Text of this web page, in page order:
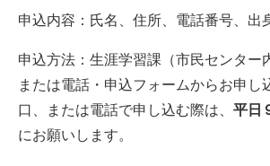
申込内容：氏名、住所、電話番号、出
申込方法：生涯学習課（市民センター
または電話・申込フォームからお申し
口、または電話で申し込む際は、 平日
にお願いします。